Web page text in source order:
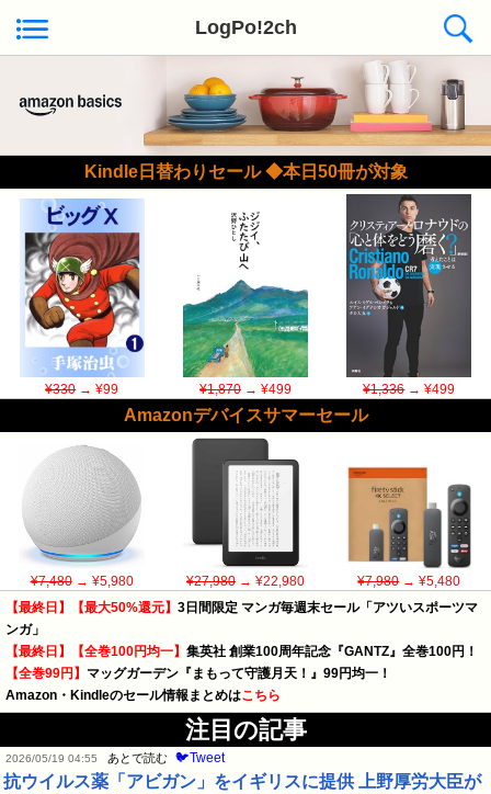
LogPo!2ch
Kindle日替わりセール ◆本日50冊が対象
¥330→ ¥99 ¥1,870→ ¥499 ¥1,336→ ¥499
Amazonデバイスサマーセール
¥7,480→ ¥5,980 ¥27,980→ ¥22,980 ¥7,980→ ¥5,480
【最終日】【最大50%還元】 3日間限定 マンガ毎週末セール「アツいスポーツマ
ンガ」
【最終日】【全巻100円均一】 集英社 創業100周年記念『GANTZ』全巻100円！
【全巻99円】 マッグガーデン『まもって守護月天！』99円均一！
Amazon・Kindleのセール情報まとめはこちら
注目の記事
2026/05/19 04:55 あとで読む 🐦Tweet
抗ウイルス薬「アビガン」をイギリスに提供 上野厚労大臣が